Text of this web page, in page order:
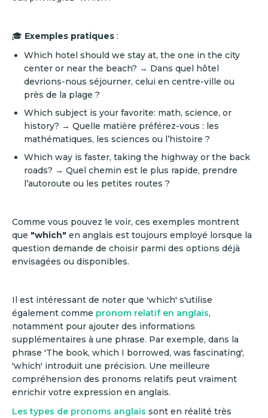
🎓 Exemples pratiques :
Which hotel should we stay at, the one in the city
center or near the beach? → Dans quel hôtel
devrions-nous séjourner, celui en centre-ville ou
près de la plage ?
Which subject is your favorite: math, science, or
history? → Quelle matière préférez-vous : les
mathématiques, les sciences ou l’histoire ?
Which way is faster, taking the highway or the back
roads? → Quel chemin est le plus rapide, prendre
l’autoroute ou les petites routes ?
Comme vous pouvez le voir, ces exemples montrent
que "which" en anglais est toujours employé lorsque la
question demande de choisir parmi des options déjà
envisagées ou disponibles.
Il est intéressant de noter que 'which' s'utilise
également comme pronom relatif en anglais,
notamment pour ajouter des informations
supplémentaires à une phrase. Par exemple, dans la
phrase 'The book, which I borrowed, was fascinating',
'which' introduit une précision. Une meilleure
compréhension des pronoms relatifs peut vraiment
enrichir votre expression en anglais.
Les types de pronoms anglais sont en réalité très